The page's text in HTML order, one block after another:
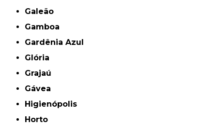
Galeão
Gamboa
Gardênia Azul
Glória
Grajaú
Gávea
Higienópolis
Horto